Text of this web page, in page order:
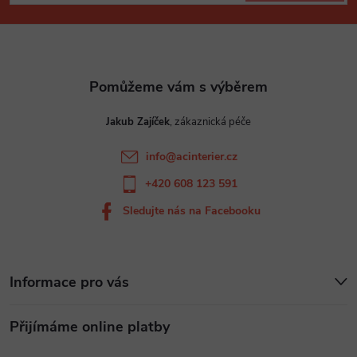
p
Informace pro vás
Přijímáme online platby
Jakub Zajíček
info@acinterier.cz
+420 608 123 591
Sledujte nás na Facebooku